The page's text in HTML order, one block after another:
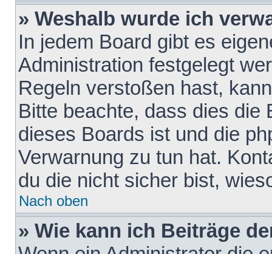
» Weshalb wurde ich
In jedem Board gibt es
Administration festgelegt
Regeln verstoßen hast,
Bitte beachte, dass dies die
dieses Boards ist und die
Verwarnung zu tun hat.
du die nicht sicher bist,
Nach oben
» Wie kann ich Beiträge